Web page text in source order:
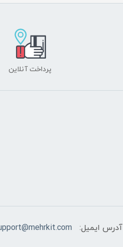
پرداخت آنلاین
آدرس ایمیل: